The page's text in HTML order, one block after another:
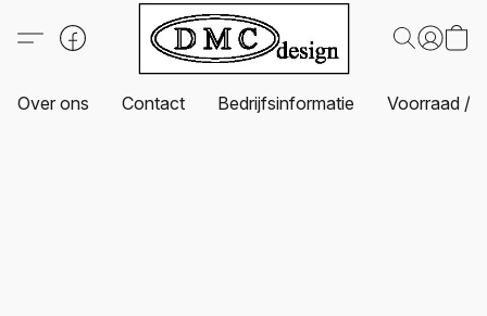
Over ons Contact Bedrijfsinformatie Voorraad /